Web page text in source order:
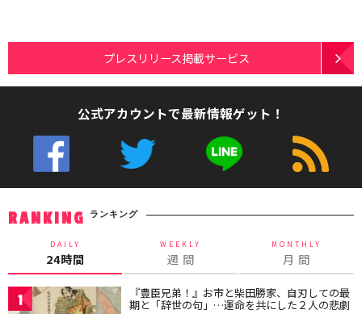
プレスリリース掲載サービス
公式アカウントで最新情報ゲット！
RANKING ランキング
DAILY
24時間
WEEKLY
週 間
MONTHLY
月 間
1 『豊臣兄弟！』お市と柴田勝家、自刃しての最
期と「辞世の句」…運命を共にした２人の悲劇